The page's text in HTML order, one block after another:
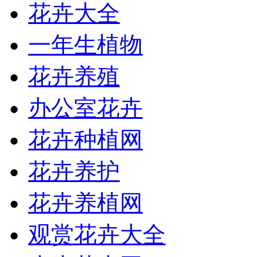
花卉大全
一年生植物
花卉养殖
办公室花卉
花卉种植网
花卉养护
花卉养植网
观赏花卉大全